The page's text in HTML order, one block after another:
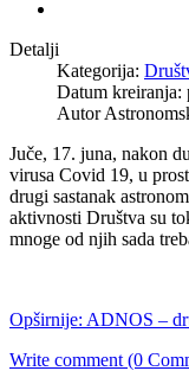
Detalji
Kategorija:
Datum kreiranja:
Autor
Juče, 17. juna, nakon
virusa Covid 19, u
drugi sastanak
aktivnosti Društva su
mnoge od njih sada
Opširnije: ADNOS –
Write comment (0